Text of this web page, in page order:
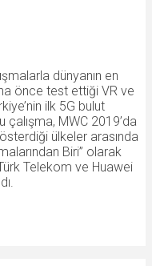
dünyanın en
önce test ettiği VR ve
ilk 5G bulut
çalışma, MWC 2019’da
ülkeler arasında
Biri” olarak
Telekom ve Huawei